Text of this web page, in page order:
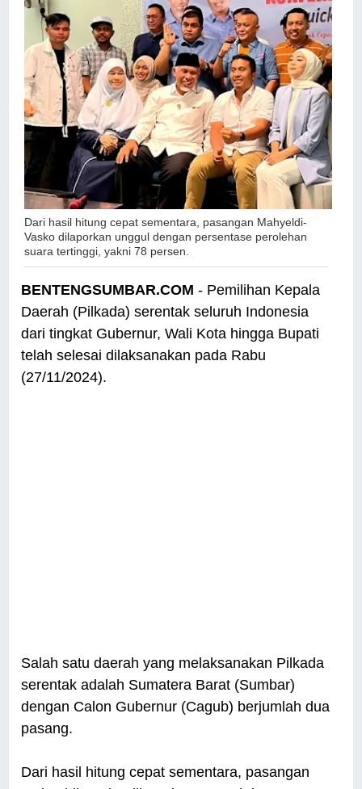
Dari hasil hitung cepat sementara, pasangan Mahyeldi-
Vasko dilaporkan unggul dengan persentase perolehan
suara tertinggi, yakni 78 persen.
BENTENGSUMBAR.COM - Pemilihan Kepala
Daerah (Pilkada) serentak seluruh Indonesia
dari tingkat Gubernur, Wali Kota hingga Bupati
telah selesai dilaksanakan pada Rabu
(27/11/2024).
Salah satu daerah yang melaksanakan Pilkada
serentak adalah Sumatera Barat (Sumbar)
dengan Calon Gubernur (Cagub) berjumlah dua
pasang.
Dari hasil hitung cepat sementara, pasangan